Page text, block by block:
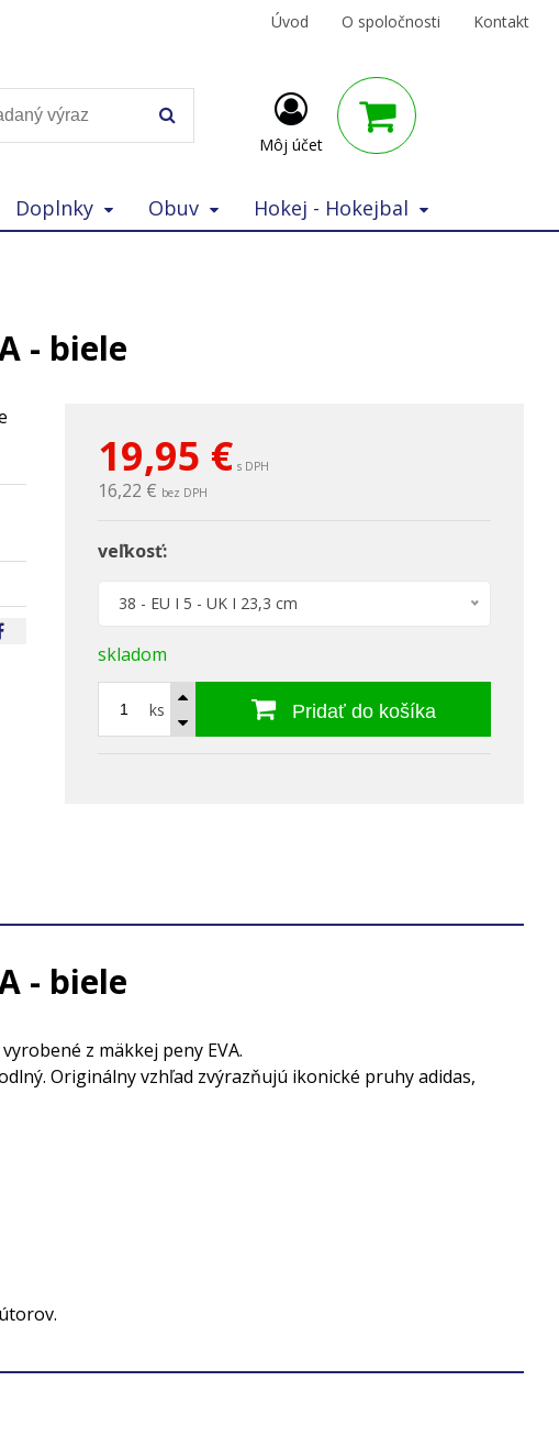
Úvod O spoločnosti Kontakt
Môj účet
Doplnky Obuv Hokej - Hokejbal
- biele
19,95 € s DPH
16,22 € bez DPH
veľkosť:
38 - EU I 5 - UK I 23,3 cm
skladom
ks Pridať do košíka
- biele
z mäkkej peny EVA.
Originálny vzhľad zvýrazňujú ikonické pruhy adidas,